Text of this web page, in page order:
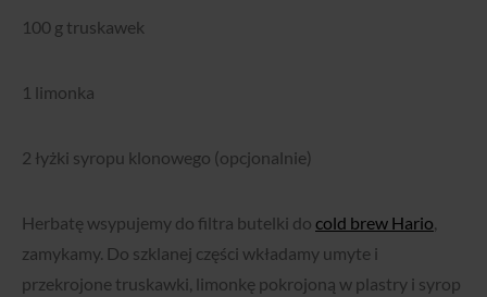
100 g truskawek
1 limonka
2 łyżki syropu klonowego (opcjonalnie)
Herbatę wsypujemy do filtra butelki do cold brew Hario,
zamykamy. Do szklanej części wkładamy umyte i
przekrojone truskawki, limonkę pokrojoną w plastry i syrop